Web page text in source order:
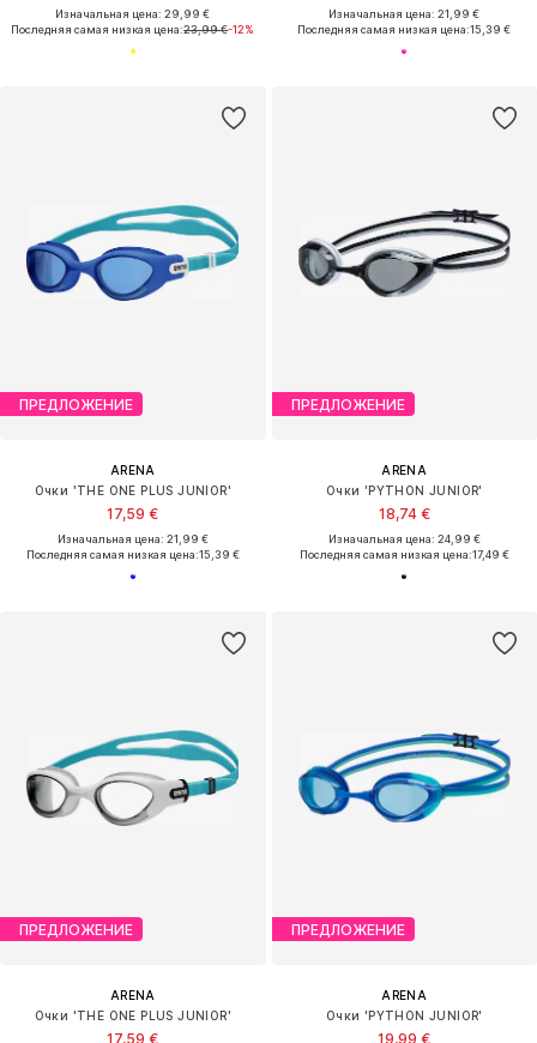
Изначальная цена: 29,99 €
Последняя самая низкая цена:23,99 €-12%
Изначальная цена: 21,99 €
Последняя самая низкая цена:15,39 €
ПРЕДЛОЖЕНИЕ
ARENA
Очки 'THE ONE PLUS JUNIOR'
17,59 €
Изначальная цена: 21,99 €
Последняя самая низкая цена:15,39 €
ПРЕДЛОЖЕНИЕ
ARENA
Очки 'PYTHON JUNIOR'
18,74 €
Изначальная цена: 24,99 €
Последняя самая низкая цена:17,49 €
ПРЕДЛОЖЕНИЕ
ARENA
Очки 'THE ONE PLUS JUNIOR'
17,59 €
ПРЕДЛОЖЕНИЕ
ARENA
Очки 'PYTHON JUNIOR'
19,99 €